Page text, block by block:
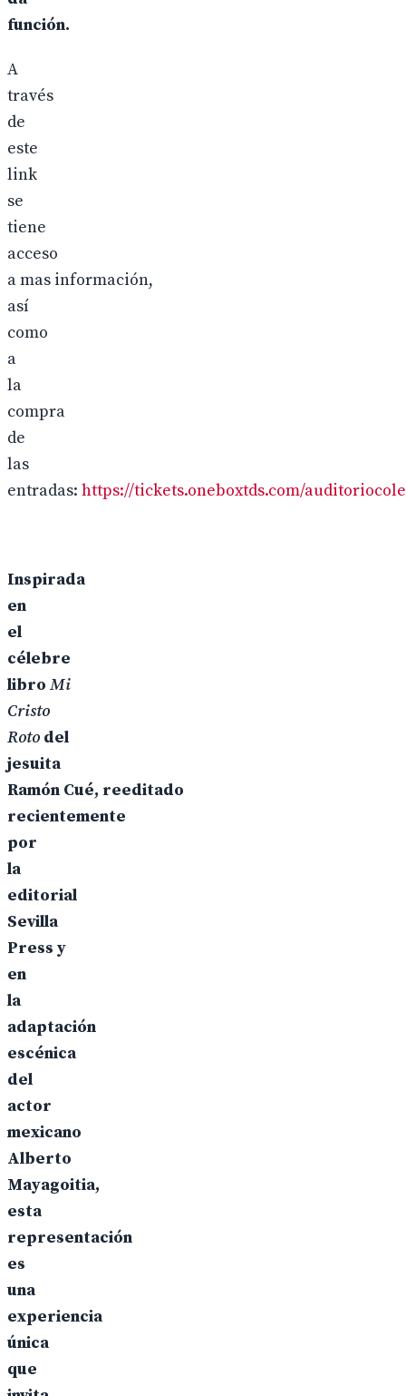
función.
A
través
de
este
link
se
tiene
acceso
a mas información,
así
como
a
la
compra
de
las
entradas: https://tickets.oneboxtds.com/
Inspirada
en
el
célebre
libro Mi
Cristo
Roto del
jesuita
Ramón Cué, reeditado
recientemente
por
la
editorial
Sevilla
Press y
en
la
adaptación
escénica
del
actor
mexicano
Alberto
Mayagoitia,
esta
representación
es
una
experiencia
única
que